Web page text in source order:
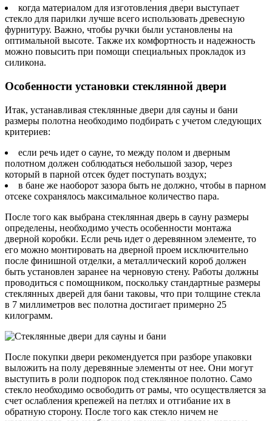
когда материалом для изготовления двери выступает
стекло для парилки лучше всего использовать древесную
фурнитуру. Важно, чтобы ручки были установлены на
оптимальной высоте. Также их комфортность и надежность
можно повысить при помощи специальных прокладок из
силикона.
Особенности установки стеклянной двери
Итак, устанавливая стеклянные двери для сауны и бани
размеры полотна необходимо подбирать с учетом следующих
критериев:
если речь идет о сауне, то между полом и дверным
полотном должен соблюдаться небольшой зазор, через
который в парной отсек будет поступать воздух;
в бане же наоборот зазора быть не должно, чтобы в парном
отсеке сохранялось максимальное количество пара.
После того как выбрана стеклянная дверь в сауну размеры
определены, необходимо учесть особенности монтажа
дверной коробки. Если речь идет о деревянном элементе, то
его можно монтировать на дверной проем исключительно
после финишной отделки, а металлический короб должен
быть установлен заранее на черновую стену. Работы должны
проводиться с помощником, поскольку стандартные размеры
стеклянных дверей для бани таковы, что при толщине стекла
в 7 миллиметров вес полотна достигает примерно 25
килограмм.
После покупки двери рекомендуется при разборе упаковки
выложить на полу деревянные элементы от нее. Они могут
выступить в роли подпорок под стеклянное полотно. Само
стекло необходимо освободить от рамы, что осуществляется за
счет ослабления крепежей на петлях и отгибание их в
обратную сторону. После того как стекло ничем не